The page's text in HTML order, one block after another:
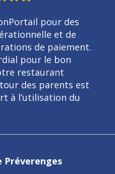
pour des
et de
de paiement.
pour le bon
restaurant
des parents est
à l’utilisation du
Préverenges